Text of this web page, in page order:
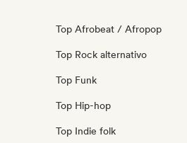
Top Afrobeat / Afropop
Top Rock alternativo
Top Funk
Top Hip-hop
Top Indie folk